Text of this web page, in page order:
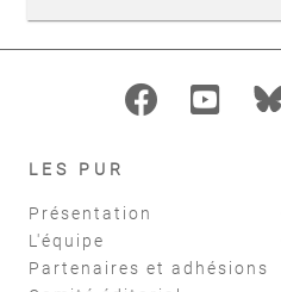
LES PUR
Présentation
L'équipe
Partenaires et adhésions